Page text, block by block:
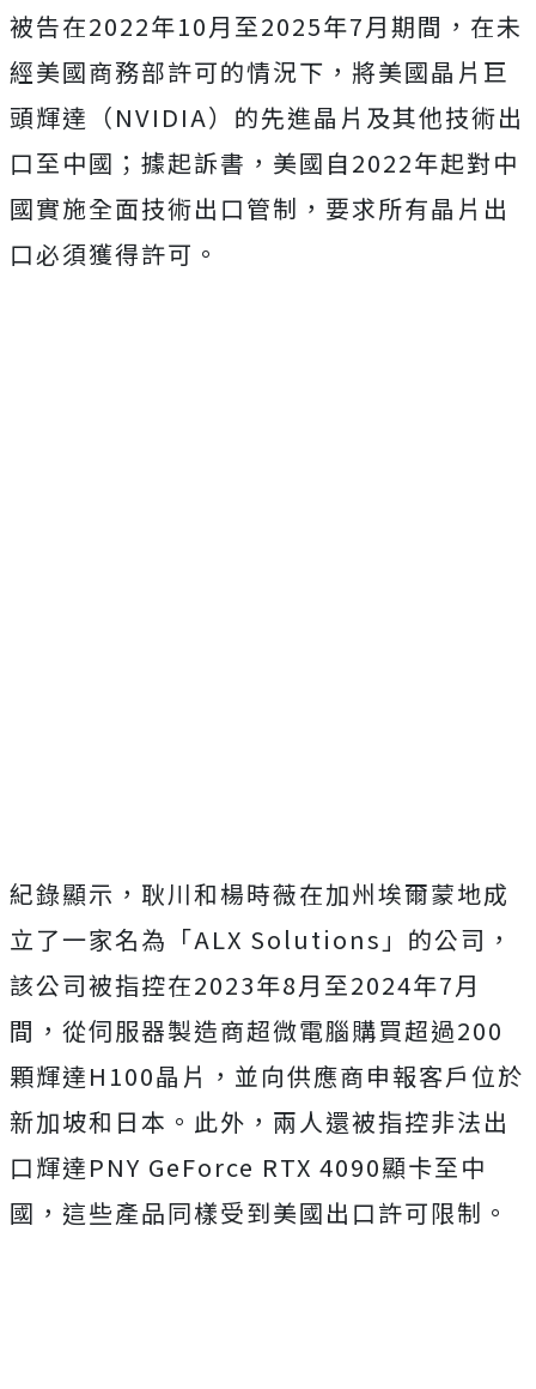
被告在2022年10月至2025年7月期間，在未
經美國商務部許可的情況下，將美國晶片巨
頭輝達 （NVIDIA） 的先進晶片及其他技術出
口至中國；據起訴書，美國自2022年起對中
國實施全面技術出口管制，要求所有晶片出
口必須獲得許可。
紀錄顯示，耿川和楊時薇在加州埃爾蒙地成
立了一家名為「ALX Solutions」的公司，
該公司被指控在2023年8月至2024年7月
間，從伺服器製造商超微電腦購買超過200
顆輝達H100晶片，並向供應商申報客戶位於
新加坡和日本。此外，兩人還被指控非法出
口輝達PNY GeForce RTX 4090顯卡至中
國，這些產品同樣受到美國出口許可限制。